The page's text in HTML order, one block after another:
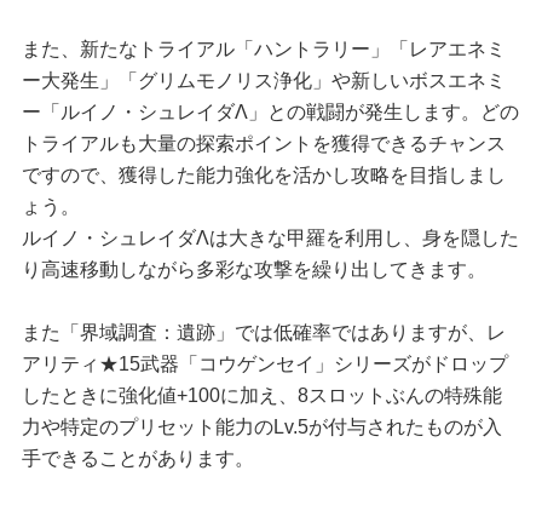
また、新たなトライアル「ハントラリー」「レアエネミ
ー大発生」「グリムモノリス浄化」や新しいボスエネミ
ー「ルイノ・シュレイダΛ」との戦闘が発生します。どの
トライアルも大量の探索ポイントを獲得できるチャンス
ですので、獲得した能力強化を活かし攻略を目指しまし
ょう。
ルイノ・シュレイダΛは大きな甲羅を利用し、身を隠した
り高速移動しながら多彩な攻撃を繰り出してきます。
また「界域調査：遺跡」では低確率ではありますが、レ
アリティ★15武器「コウゲンセイ」シリーズがドロップ
したときに強化値+100に加え、8スロットぶんの特殊能
力や特定のプリセット能力のLv.5が付与されたものが入
手できることがあります。